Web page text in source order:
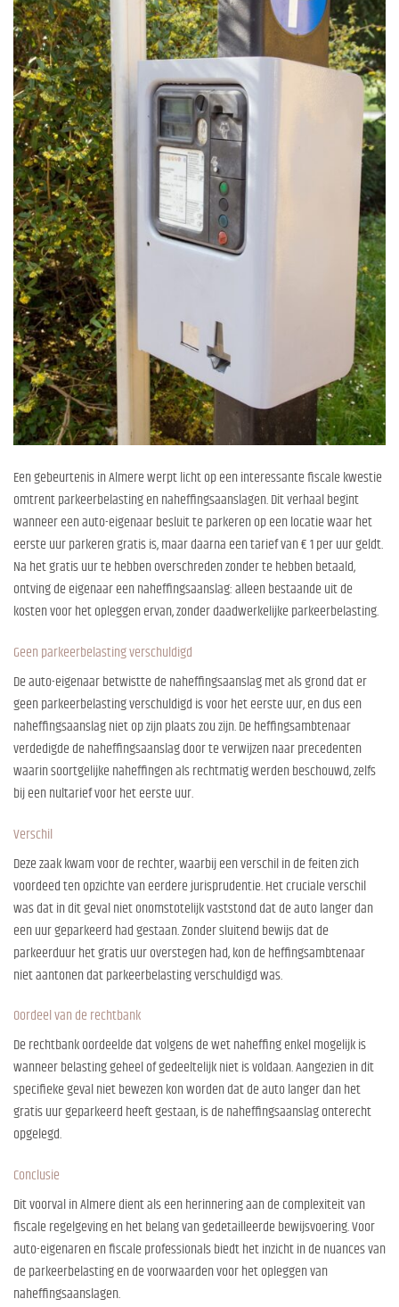
Een gebeurtenis in Almere werpt licht op een interessante fiscale kwestie
omtrent parkeerbelasting en naheffingsaanslagen. Dit verhaal begint
wanneer een auto-eigenaar besluit te parkeren op een locatie waar het
eerste uur parkeren gratis is, maar daarna een tarief van € 1 per uur geldt.
Na het gratis uur te hebben overschreden zonder te hebben betaald,
ontving de eigenaar een naheffingsaanslag: alleen bestaande uit de
kosten voor het opleggen ervan, zonder daadwerkelijke parkeerbelasting.
Geen parkeerbelasting verschuldigd
De auto-eigenaar betwistte de naheffingsaanslag met als grond dat er
geen parkeerbelasting verschuldigd is voor het eerste uur, en dus een
naheffingsaanslag niet op zijn plaats zou zijn. De heffingsambtenaar
verdedigde de naheffingsaanslag door te verwijzen naar precedenten
waarin soortgelijke naheffingen als rechtmatig werden beschouwd, zelfs
bij een nultarief voor het eerste uur.
Verschil
Deze zaak kwam voor de rechter, waarbij een verschil in de feiten zich
voordeed ten opzichte van eerdere jurisprudentie. Het cruciale verschil
was dat in dit geval niet onomstotelijk vaststond dat de auto langer dan
een uur geparkeerd had gestaan. Zonder sluitend bewijs dat de
parkeerduur het gratis uur overstegen had, kon de heffingsambtenaar
niet aantonen dat parkeerbelasting verschuldigd was.
Oordeel van de rechtbank
De rechtbank oordeelde dat volgens de wet naheffing enkel mogelijk is
wanneer belasting geheel of gedeeltelijk niet is voldaan. Aangezien in dit
specifieke geval niet bewezen kon worden dat de auto langer dan het
gratis uur geparkeerd heeft gestaan, is de naheffingsaanslag onterecht
opgelegd.
Conclusie
Dit voorval in Almere dient als een herinnering aan de complexiteit van
fiscale regelgeving en het belang van gedetailleerde bewijsvoering. Voor
auto-eigenaren en fiscale professionals biedt het inzicht in de nuances van
de parkeerbelasting en de voorwaarden voor het opleggen van
naheffingsaanslagen.